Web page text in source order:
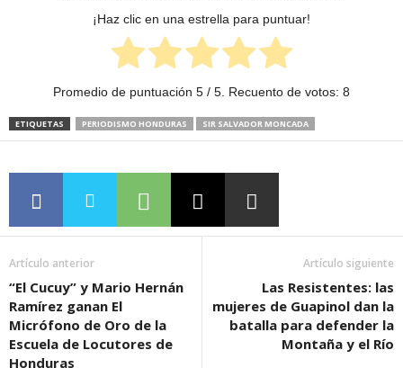
¡Haz clic en una estrella para puntuar!
Promedio de puntuación 5 / 5. Recuento de votos: 8
ETIQUETAS PERIODISMO HONDURAS SIR SALVADOR MONCADA
Artículo anterior
“El Cucuy” y Mario Hernán
Ramírez ganan El
Micrófono de Oro de la
Escuela de Locutores de
Honduras
Artículo siguiente
Las Resistentes: las
mujeres de Guapinol dan la
batalla para defender la
Montaña y el Río